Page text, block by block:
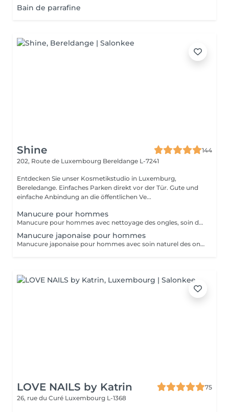
Bain de parrafine
Shine
144
202, Route de Luxembourg Bereldange L-7241
Entdecken Sie unser Kosmetikstudio in Luxemburg,
Bereledange. Einfaches Parken direkt vor der Tür. Gute und
einfache Anbindung an die öffentlichen Ve...
Manucure pour hommes
Manucure pour hommes avec nettoyage des ongles, soin des cuticules, mise en forme et hydratation des mains. Idéal pour des mains propres, soignées et naturelles.
Manucure japonaise pour hommes
Manucure japonaise pour hommes avec soin naturel des ongles, polissage avec pâte minérale et poudre nutritive. Renforce les ongles, donne une brillance naturelle et un aspect soigné sans vernis.
LOVE NAILS by Katrin
75
26, rue du Curé Luxembourg L-1368